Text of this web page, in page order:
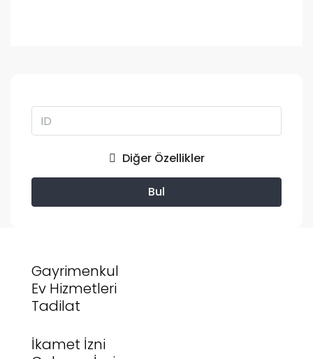
Diğer Özellikler
Bul
Gayrimenkul
Ev Hizmetleri
Tadilat
İkamet İzni